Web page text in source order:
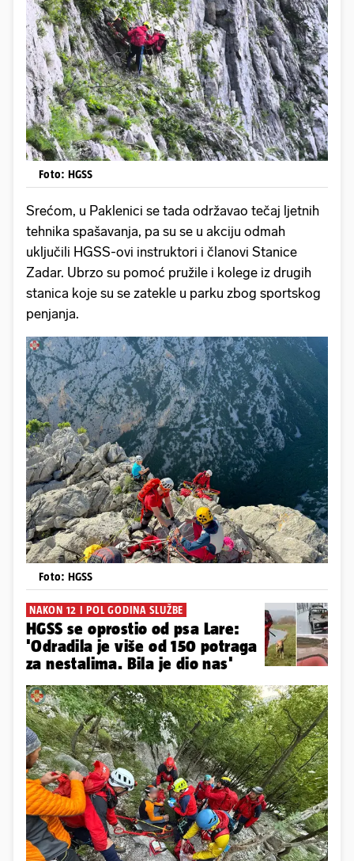
Foto: HGSS
Srećom, u Paklenici se tada održavao tečaj ljetnih
tehnika spašavanja, pa su se u akciju odmah
uključili HGSS-ovi instruktori i članovi Stanice
Zadar. Ubrzo su pomoć pružile i kolege iz drugih
stanica koje su se zatekle u parku zbog sportskog
penjanja.
Foto: HGSS
NAKON 12 I POL GODINA SLUŽBE
HGSS se oprostio od psa Lare:
'Odradila je više od 150 potraga
za nestalima. Bila je dio nas'